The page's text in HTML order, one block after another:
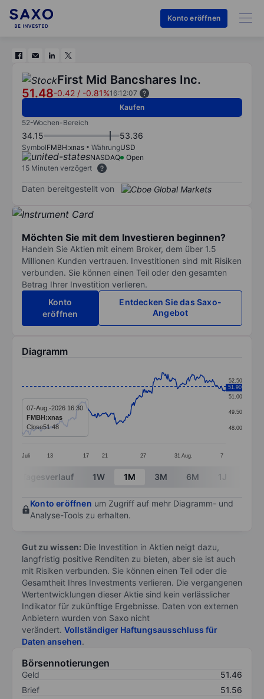
Konto eröffnen
First Mid Bancshares Inc.
51.48-0.42 / -0.81%16:12:07
Kaufen
52-Wochen-Bereich
34.15 53.36
SymbolFMBH:xnas WährungUSD
NASDAQ
Open
15 Minuten verzögert
Daten bereitgestellt von
Möchten Sie mit dem Investieren beginnen?
Handeln Sie Aktien mit einem Broker, dem über 1.5
Millionen Kunden vertrauen. Investitionen sind mit Risiken
verbunden. Sie können einen Teil oder den gesamten
Betrag Ihrer Investition verlieren.
Konto
eröffnen
Entdecken Sie das Saxo-
Angebot
Diagramm
Line chart with 280 data points.
The chart has 1 X axis displaying categories.
The chart has 1 Y axis displaying values. Data
Juli 13 17 21 27 31 Aug. 7
48.00
49.50
51.00
52.50
51.90
07-Aug.-2026 16:30
FMBH:xnas
Close51.48
End of interactive chart.
Tagesverlauf 1W 1M 3M 6M 1J
Konto eröffnen um Zugriff auf mehr Diagramm- und
Analyse-Tools zu erhalten.
Gut zu wissen: Die Investition in Aktien neigt dazu,
langfristig positive Renditen zu bieten, aber sie ist auch
mit Risiken verbunden. Sie können einen Teil oder die
Gesamtheit Ihres Investments verlieren. Die vergangenen
Wertentwicklungen dieser Aktie sind kein verlässlicher
Indikator für zukünftige Ergebnisse. Daten von externen
Anbietern wurden von Saxo nicht
verändert. Vollständiger Haftungsausschluss für
Daten ansehen.
Börsennotierungen
Geld
51.46
Brief
51.56